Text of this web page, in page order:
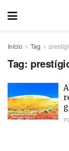
Início Tag
Tag: